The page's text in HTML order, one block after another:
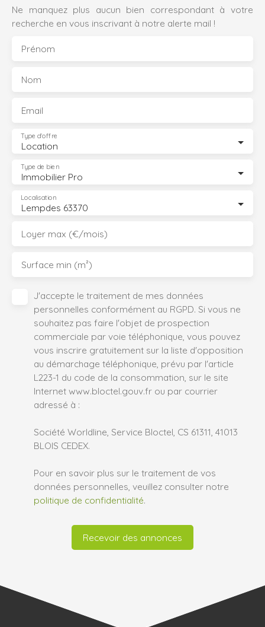
Ne manquez plus aucun bien correspondant à votre
recherche en vous inscrivant à notre alerte mail !
Prénom
Nom
Email
Location
Type d'offre
Immobilier Pro
Type de bien
Lempdes 63370
Localisation
Loyer max (€/mois)
Surface min (m²)
J'accepte le traitement de mes données
personnelles conformément au RGPD. Si vous ne
souhaitez pas faire l'objet de prospection
commerciale par voie téléphonique, vous pouvez
vous inscrire gratuitement sur la liste d'opposition
au démarchage téléphonique, prévu par l'article
L223-1 du code de la consommation, sur le site
Internet www.bloctel.gouv.fr ou par courrier
adressé à :
Société Worldline, Service Bloctel, CS 61311, 41013
BLOIS CEDEX.
Pour en savoir plus sur le traitement de vos
données personnelles, veuillez consulter notre
politique de confidentialité.
Recevoir des annonces